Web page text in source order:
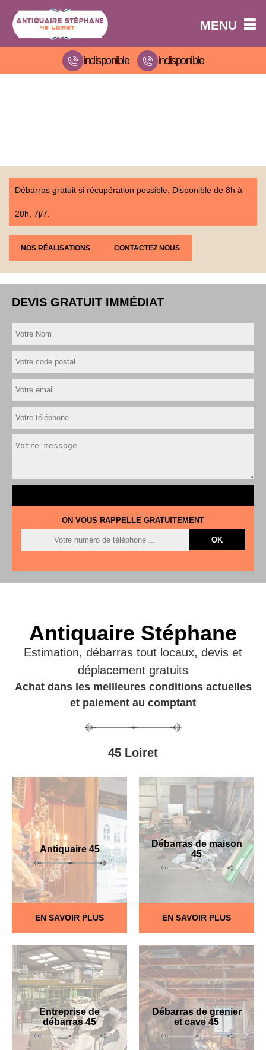
MENU
indisponible indisponible
Débarras gratuit si récupération possible. Disponible de 8h à
20h, 7j/7.
NOS RÉALISATIONS CONTACTEZ NOUS
DEVIS GRATUIT IMMÉDIAT
ON VOUS RAPPELLE GRATUITEMENT
Antiquaire Stéphane
Estimation, débarras tout locaux, devis et
déplacement gratuits
Achat dans les meilleures conditions actuelles
et paiement au comptant
45 Loiret
Antiquaire 45
EN SAVOIR PLUS
Débarras de maison
45
EN SAVOIR PLUS
Entreprise de
débarras 45
Débarras de grenier
et cave 45